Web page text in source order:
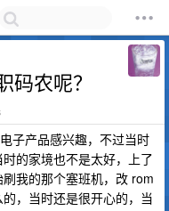
码农呢？
子产品感兴趣，不过当时
的家境也不是太好，上了
我的那个塞班机，改 rom
，当时还是很开心的，当